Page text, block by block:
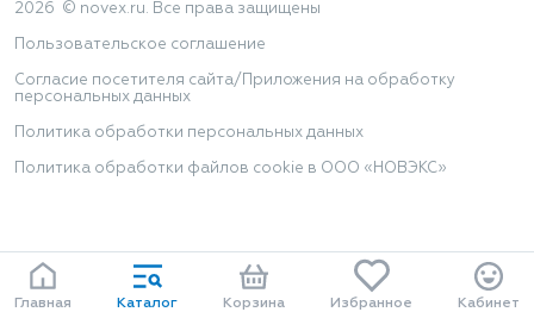
2026 © novex.ru. Все права защищены
Пользовательское соглашение
Согласие посетителя сайта/Приложения на обработку
персональных данных
Политика обработки персональных данных
Политика обработки файлов cookie в ООО «НОВЭКС»
Главная Каталог Корзина Избранное Кабинет